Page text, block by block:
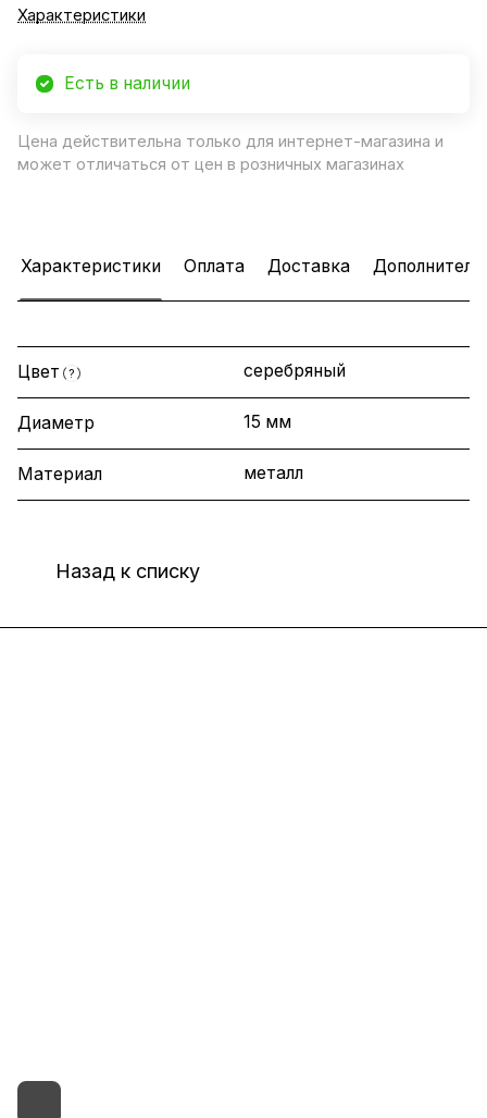
Характеристики
Есть в наличии
Цена действительна только для интернет-магазина и
может отличаться от цен в розничных магазинах
Характеристики Оплата Доставка
Цвет ? серебряный
Диаметр 15 мм
Материал металл
Назад к списку